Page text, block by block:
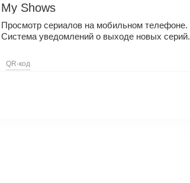
My Shows
Просмотр сериалов на мобильном телефоне.
Система уведомлений о выходе новых серий.
QR-код